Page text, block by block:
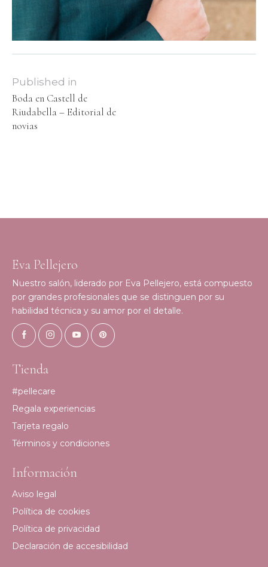
Published in
Boda en Castell de
Riudabella – Editorial de
novias
Eva Pellejero
Nuestro salón, liderado por Eva Pellejero, está compuesto
por grandes profesionales que se distinguen por su
habilidad técnica y su amor por el detalle.
Tienda
#pellecare
Regala experiencias
Tarjeta regalo
Términos y condiciones
Información
Aviso legal
Política de cookies
Política de privacidad
Declaración de accesibilidad